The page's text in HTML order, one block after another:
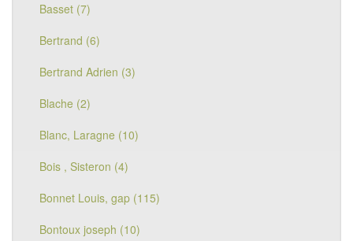
Basset (7)
Bertrand (6)
Bertrand Adrien (3)
Blache (2)
Blanc, Laragne (10)
Bois , Sisteron (4)
Bonnet Louis, gap (115)
Bontoux joseph (10)